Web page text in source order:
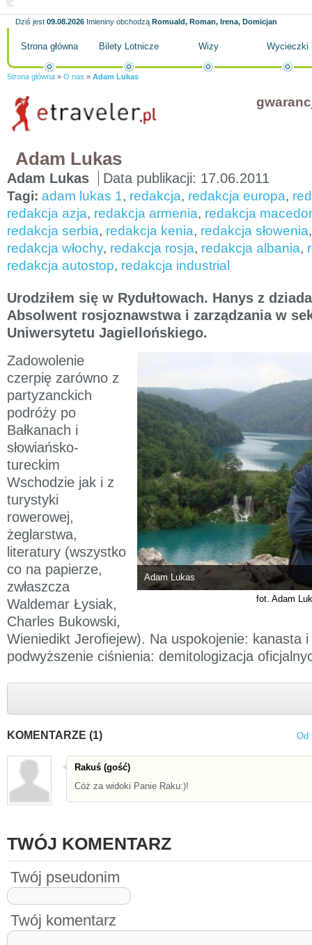
Dziś jest 09.08.2026 Imieniny obchodzą Romuald, Roman, Irena, Domicjan
Strona główna Bilety Lotnicze Wizy Wycieczki
Strona główna » O nas » Adam Lukas
Adam Lukas
Adam Lukas Data publikacji: 17.06.2011
Tagi: adam lukas 1, redakcja, redakcja europa,
redakcja azja, redakcja armenia, redakcja
redakcja serbia, redakcja kenia, redakcja słowenia
redakcja włochy, redakcja rosja, redakcja albania,
redakcja autostop, redakcja industrial
Urodziłem się w Rydułtowach. Hanys z
Absolwent rosjoznawstwa i zarządzania w
Uniwersytetu Jagiellońskiego.
Adam Lukas
fot. Adam
Zadowolenie
czerpię zarówno z
partyzanckich
podróży po
Bałkanach i
słowiańsko-
tureckim
Wschodzie jak i z
turystyki
rowerowej,
żeglarstwa,
literatury (wszystko
co na papierze,
zwłaszcza
Waldemar Łysiak,
Charles Bukowski,
Wieniedikt Jerofiejew). Na uspokojenie: kanasta
podwyższenie ciśnienia: demitologizacja
KOMENTARZE (1) Od
Rakuś (gość)
Cóż za widoki Panie Raku:)!
TWÓJ KOMENTARZ
Twój pseudonim
Twój komentarz